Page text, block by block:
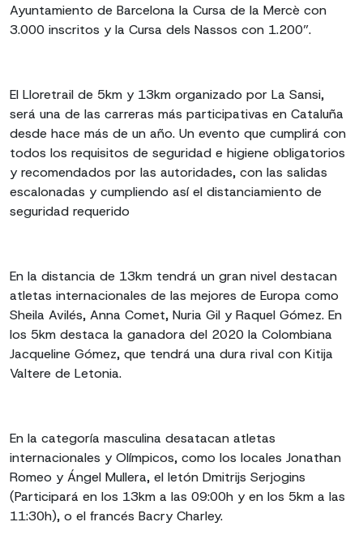
Ayuntamiento de Barcelona la Cursa de la Mercè con
3.000 inscritos y la Cursa dels Nassos con 1.200”.
El Lloretrail de 5km y 13km organizado por La Sansi,
será una de las carreras más participativas en Cataluña
desde hace más de un año. Un evento que cumplirá con
todos los requisitos de seguridad e higiene obligatorios
y recomendados por las autoridades, con las salidas
escalonadas y cumpliendo así el distanciamiento de
seguridad requerido
En la distancia de 13km tendrá un gran nivel destacan
atletas internacionales de las mejores de Europa como
Sheila Avilés, Anna Comet, Nuria Gil y Raquel Gómez. En
los 5km destaca la ganadora del 2020 la Colombiana
Jacqueline Gómez, que tendrá una dura rival con Kitija
Valtere de Letonia.
En la categoría masculina desatacan atletas
internacionales y Olímpicos, como los locales Jonathan
Romeo y Ángel Mullera, el letón Dmitrijs Serjogins
(Participará en los 13km a las 09:00h y en los 5km a las
11:30h), o el francés Bacry Charley.